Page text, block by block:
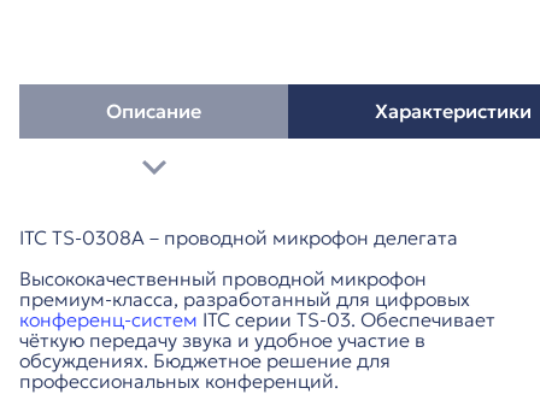
Описание Характеристики
ITC TS-0308A – проводной микрофон делегата
Высококачественный проводной микрофон
премиум-класса, разработанный для цифровых
конференц-систем ITC серии TS-03. Обеспечивает
чёткую передачу звука и удобное участие в
обсуждениях. Бюджетное решение для
профессиональных конференций.